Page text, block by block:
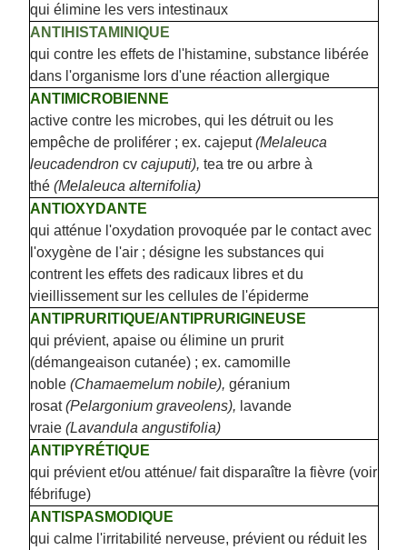
qui élimine les vers intestinaux
ANTIHISTAMINIQUE
qui contre les effets de l'histamine, substance libérée
dans l'organisme lors d'une réaction allergique
ANTIMICROBIENNE
active contre les microbes, qui les détruit ou les
empêche de proliférer ; ex. cajeput(Melaleuca
leucadendron cv cajuputi), tea tre ou arbre à
thé (Melaleuca alternifolia)
ANTIOXYDANTE
qui atténue l'oxydation provoquée par le contact avec
l'oxygène de l'air ; désigne les substances qui
contrent les effets des radicaux libres et du
vieillissement sur les cellules de l'épiderme
ANTIPRURITIQUE/ANTIPRURIGINEUSE
qui prévient, apaise ou élimine un prurit
(démangeaison cutanée) ; ex. camomille
noble (Chamaemelum nobile), géranium
rosat(Pelargonium graveolens), lavande
vraie (Lavandula angustifolia)
ANTIPYRÉTIQUE
qui prévient et/ou atténue/ fait disparaître la fièvre (voir
fébrifuge)
ANTISPASMODIQUE
qui calme l'irritabilité nerveuse, prévient ou réduit les